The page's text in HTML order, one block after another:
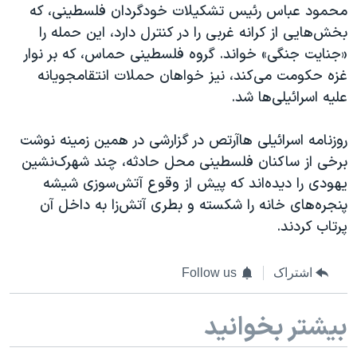
محمود عباس رئیس تشکیلات خودگردان فلسطینی، که
بخش‌هایی از کرانه غربی را در کنترل دارد، این حمله را
«جنایت جنگی» خواند. گروه فلسطینی حماس، که بر نوار
غزه حکومت می‌کند، نیز خواهان حملات انتقامجویانه
علیه اسرائیلی‌ها شد.
روزنامه اسرائیلی هاآرتص در گزارشی در همین زمینه نوشت
برخی از ساکنان فلسطینی محل حادثه، چند شهرک‌نشین
یهودی را دیده‌اند که پیش از وقوع آتش‌سوزی شیشه
پنجره‌های خانه را شکسته و بطری‌ آتش‌زا به داخل آن
پرتاب کردند.
اشتراک Follow us
بیشتر بخوانید